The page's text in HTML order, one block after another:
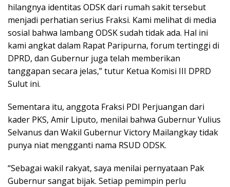
hilangnya identitas ODSK dari rumah sakit tersebut
menjadi perhatian serius Fraksi. Kami melihat di media
sosial bahwa lambang ODSK sudah tidak ada. Hal ini
kami angkat dalam Rapat Paripurna, forum tertinggi di
DPRD, dan Gubernur juga telah memberikan
tanggapan secara jelas,” tutur Ketua Komisi III DPRD
Sulut ini.
Sementara itu, anggota Fraksi PDI Perjuangan dari
kader PKS, Amir Liputo, menilai bahwa Gubernur Yulius
Selvanus dan Wakil Gubernur Victory Mailangkay tidak
punya niat mengganti nama RSUD ODSK.
“Sebagai wakil rakyat, saya menilai pernyataan Pak
Gubernur sangat bijak. Setiap pemimpin perlu